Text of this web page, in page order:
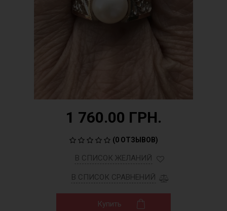
1 760.00 ГРН.
(0 ОТЗЫВОВ)
В СПИСОК ЖЕЛАНИЙ
В СПИСОК СРАВНЕНИЙ
Купить